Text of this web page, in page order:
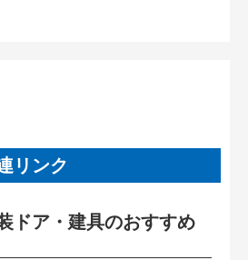
リンク
ドア・建具のおすすめ